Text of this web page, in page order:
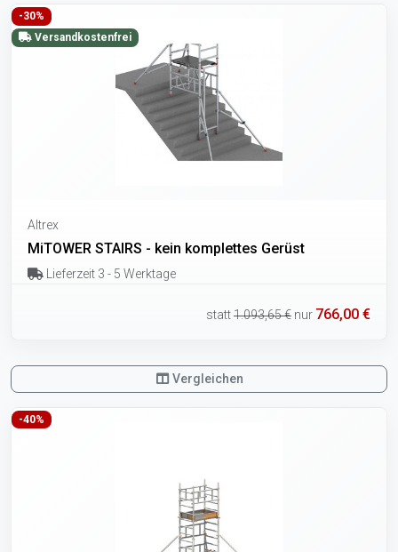
-30%
Versandkostenfrei
Altrex
MiTOWER STAIRS - kein komplettes Gerüst
Lieferzeit 3 - 5 Werktage
statt1.093,65 € nur 766,00 €
Vergleichen
-40%